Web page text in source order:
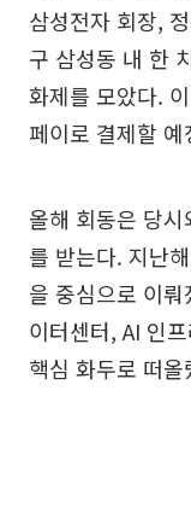
삼성전자 회장,
구 삼성동 내 한
화제를 모았다.
페이로 결제할
올해 회동은 당
를 받는다. 지난
을 중심으로 이
이터센터, AI 인
핵심 화두로 떠